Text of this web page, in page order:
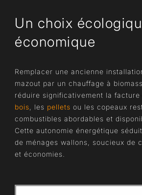
Un choix
économique
Remplacer une ancienne
mazout par un chauffage à
réduire significativement la facture
bois, les pellets ou les copeaux
combustibles abordables et
Cette autonomie énergétique
de ménages wallons, soucieux de
et économies.